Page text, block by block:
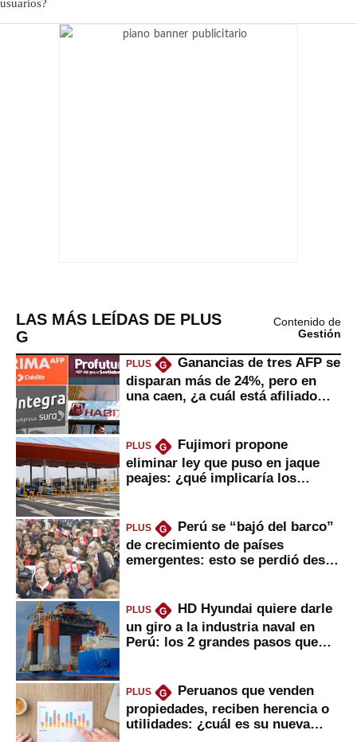
LAS MÁS LEÍDAS DE PLUS
G
Contenido de
Gestión
PLUS G
Ganancias de tres AFP se
disparan más de 24%, pero en
una caen, ¿a cuál está afiliado
PLUS G
Fujimori propone
eliminar ley que puso en jaque
peajes: ¿qué implicaría los
PLUS G
Perú se “bajó del barco”
de crecimiento de países
emergentes: esto se perdió desde
PLUS G
HD Hyundai quiere darle
un giro a la industria naval en
Perú: los 2 grandes pasos que
PLUS G
Peruanos que venden
propiedades, reciben herencia o
utilidades: ¿cuál es su nueva